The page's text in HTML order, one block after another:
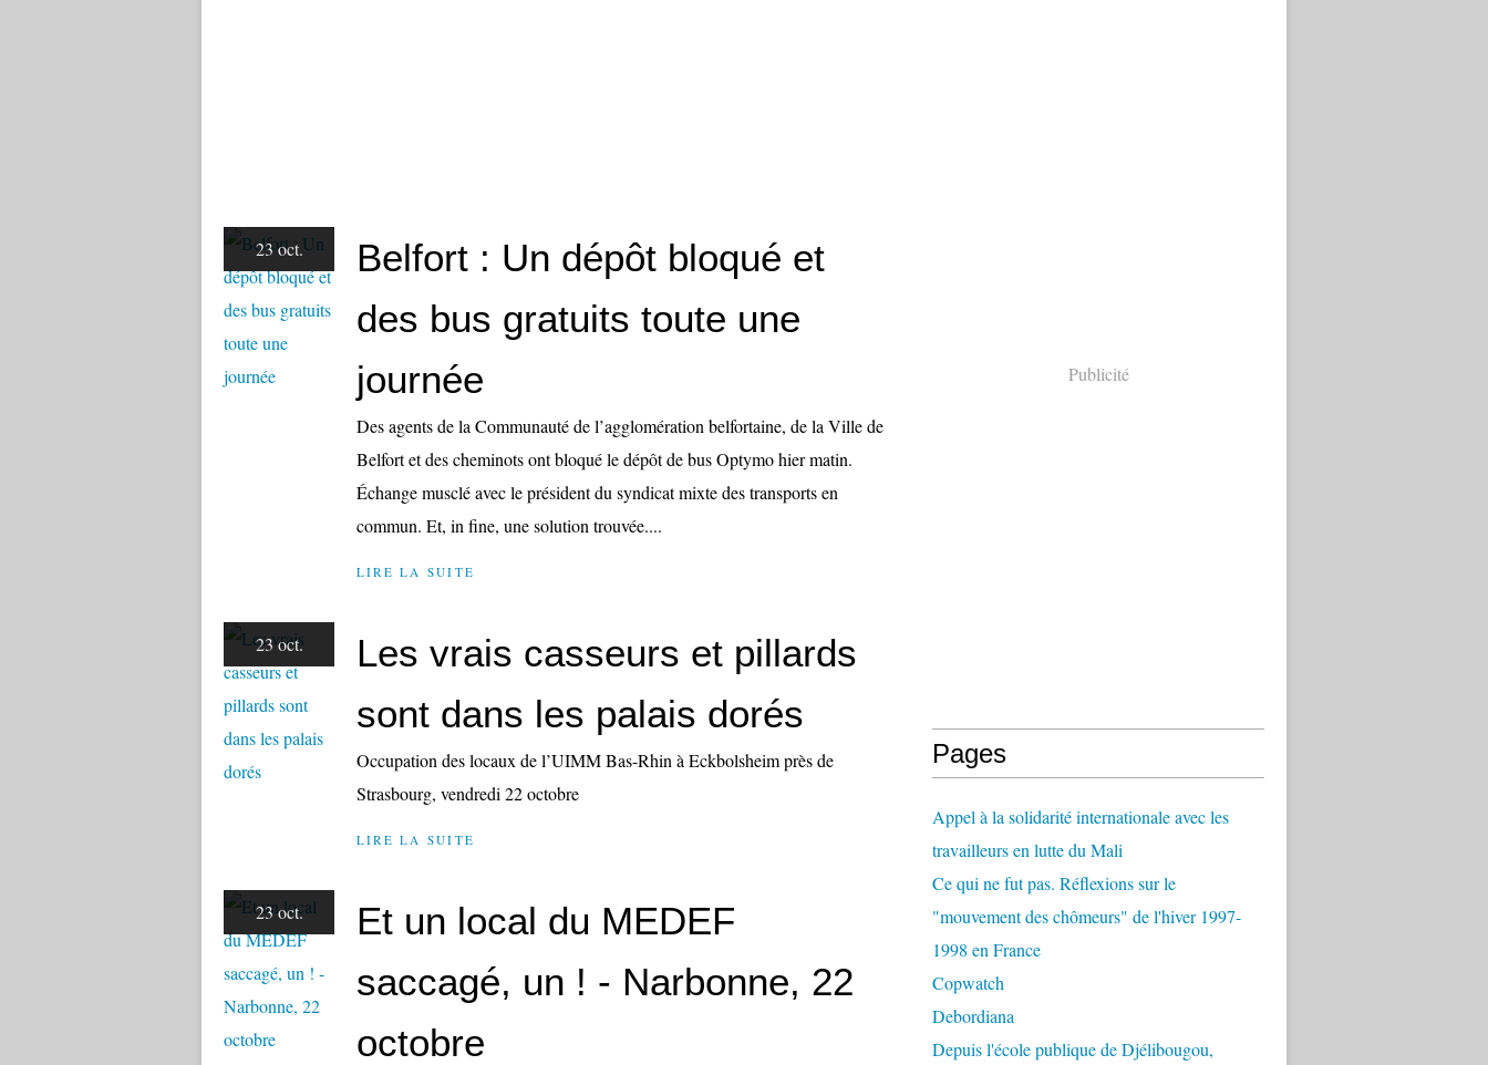
23 oct.
Belfort : Un dépôt bloqué et
des bus gratuits toute une
journée
Des agents de la Communauté de l’agglomération belfortaine, de la Ville de
Belfort et des cheminots ont bloqué le dépôt de bus Optymo hier matin.
Échange musclé avec le président du syndicat mixte des transports en
commun. Et, in fine, une solution trouvée....
LIRE LA SUITE
23 oct.
Les vrais casseurs et pillards
sont dans les palais dorés
Occupation des locaux de l’UIMM Bas-Rhin à Eckbolsheim près de
Strasbourg, vendredi 22 octobre
LIRE LA SUITE
23 oct.
Et un local du MEDEF
saccagé, un ! - Narbonne, 22
octobre
Publicité
Pages
Appel à la solidarité internationale avec les
travailleurs en lutte du Mali
Ce qui ne fut pas. Réflexions sur le
"mouvement des chômeurs" de l'hiver 1997-
1998 en France
Copwatch
Debordiana
Depuis l'école publique de Djélibougou,